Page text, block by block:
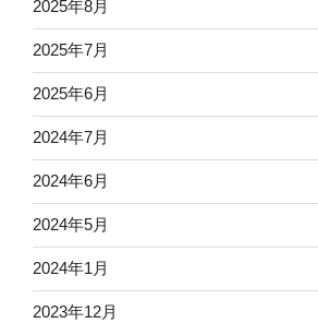
2025年8月
2025年7月
2025年6月
2024年7月
2024年6月
2024年5月
2024年1月
2023年12月